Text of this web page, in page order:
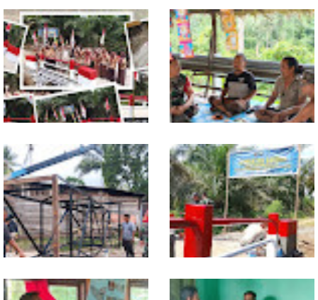
Babinsa Dampingi Petani
Rawat Cabai, Dukung
Ketahanan Pangan
Tuntas Dibangun, Jembatan
Garuda Perkuat Konektivitas
Teladan Baru–Kuala Kepeng
TNI dan Warga Tuntaskan
Jembatan Garuda, Akses
Ekonomi Kian Terbuka
Warung Kopi Jadi Ruang
Komsos, Babinsa Ajak Warga
Jaga Keamanan Lingkungan